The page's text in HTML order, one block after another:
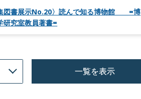
集図書展示No.20〉読んで知る博物館 =博
研究室教員著書=
一覧を表示